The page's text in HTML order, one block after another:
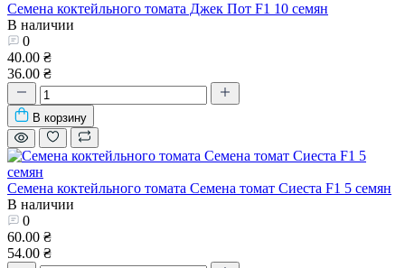
Семена коктейльного томата Джек Пот F1 10 семян
В наличии
0
40.00 ₴
36.00 ₴
В корзину
Семена коктейльного томата Семена томат Сиеста F1 5 семян
В наличии
0
60.00 ₴
54.00 ₴